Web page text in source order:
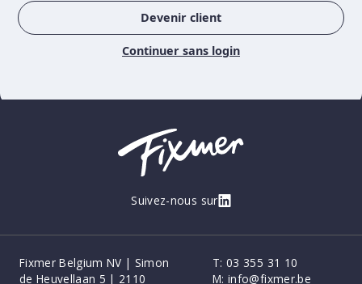
Devenir client
Continuer sans login
Suivez-nous sur
Fixmer Belgium NV | Simon
de Heuvellaan 5 | 2110
T:03 355 31 10
M:info@fixmer.be